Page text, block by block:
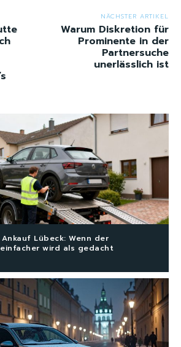
NÄCHSTER ARTIKEL
Warum Diskretion für
Prominente in der
Partnersuche
unerlässlich ist
Lübeck: Wenn der
wird als gedacht